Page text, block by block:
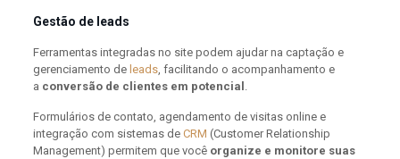
Gestão de leads
Ferramentas integradas no site podem ajudar na captação e
gerenciamento deleads, facilitando o acompanhamento e
a conversão de clientes em potencial .
Formulários de contato, agendamento de visitas online e
integração com sistemas deCRM (Customer Relationship
Management) permitem que você organize e monitore suas